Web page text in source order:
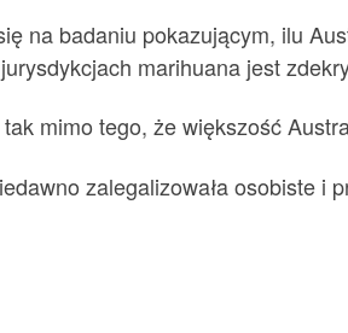
na badaniu pokazującym, ilu
marihuana jest
mimo tego, że większość
zalegalizowała osobiste i